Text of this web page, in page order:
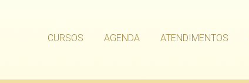
CURSOS AGENDA ATENDIMENTOS